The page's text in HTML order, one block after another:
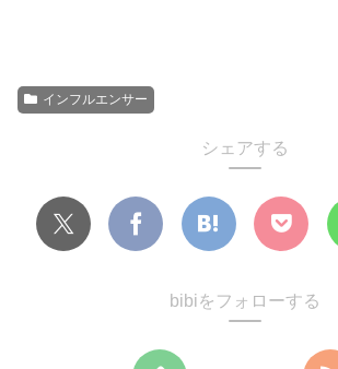
インフルエンサー
シェアする
bibiをフォローする